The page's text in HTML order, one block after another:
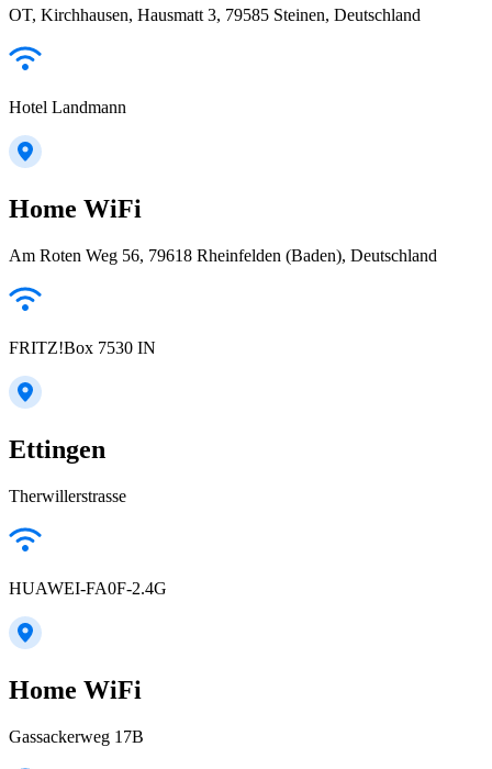
OT, Kirchhausen, Hausmatt 3, 79585 Steinen, Deutschland
Hotel Landmann
Home WiFi
Am Roten Weg 56, 79618 Rheinfelden (Baden), Deutschland
FRITZ!Box 7530 IN
Ettingen
Therwillerstrasse
HUAWEI-FA0F-2.4G
Home WiFi
Gassackerweg 17B